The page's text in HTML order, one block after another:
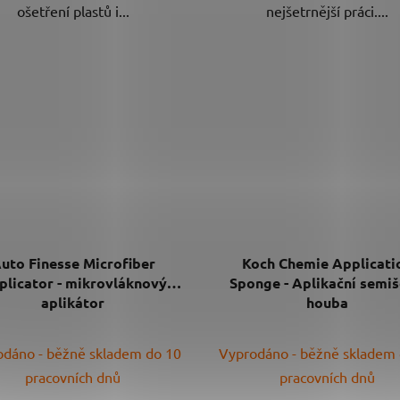
ošetření plastů i...
nejšetrnější práci....
Finesse Microfiber
- mikrovláknový
aplikátor
hodnocení
produktu
- běžně skladem do 10
pracovních dnů
Koch Chemie
Sponge - Aplikační
houba
Vyprodáno - běžně skladem
pracovních dnů